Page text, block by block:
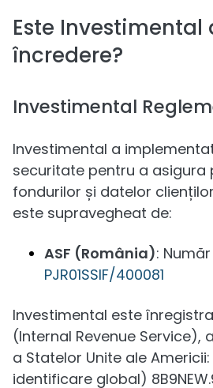
Este Investimental
încredere?
Investimental
Investimental a
securitate pentru a asigura
fondurilor și datelor
este supravegheat de:
ASF (România):
PJR01SSIF/400081
Investimental este
(Internal Revenue
a Statelor Unite ale
identificare global)